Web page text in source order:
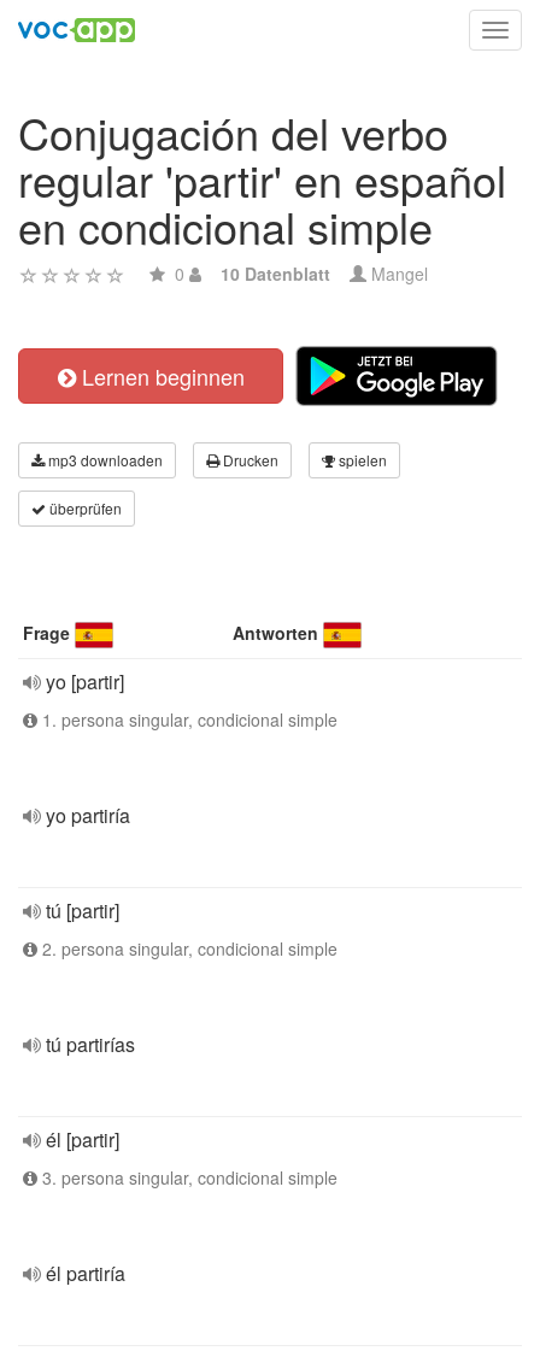
Conjugación del verbo
regular 'partir' en español
en condicional simple
0 10 Datenblatt Mangel
Lernen beginnen
mp3 downloaden Drucken spielen
überprüfen
Frage Antworten
yo [partir]
1. persona singular, condicional simple
yo partiría
tú [partir]
2. persona singular, condicional simple
tú partirías
él [partir]
3. persona singular, condicional simple
él partiría